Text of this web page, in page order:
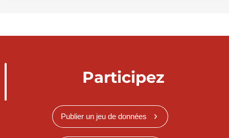
Participez
Publier un jeu de données